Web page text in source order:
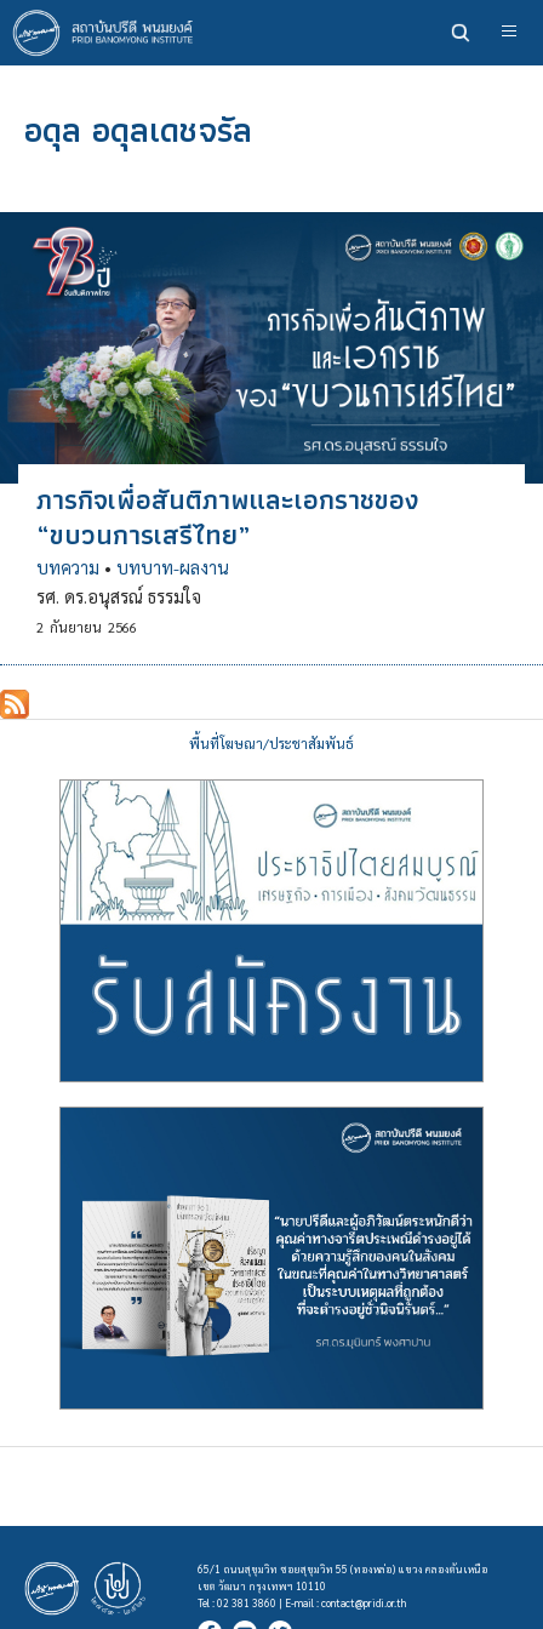
ข้าม
ไป
ยัง
หลักอดุล อดุลเดชจรัล
ภารกิจเพื่อสันติภาพและเอกราชของ
“ขบวนการเสรีไทย”
บทความ • บทบาท-ผลงาน
รศ. ดร.อนุสรณ์ ธรรมใจ
2 กันยายน 2566
พื้นที่โฆษณา/ประชาสัมพันธ์
65/1 ถนนสุขุมวิท ซอยสุขุมวิท 55 (ทองหล่อ) แขวง คลองตันเหนือ
เขต วัฒนา กรุงเทพฯ 10110
Tel : 02 381 3860 | E-mail :contact@pridi.or.th